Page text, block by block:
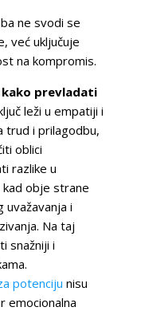
ne svodi se
već uključuje
na kompromis.
kako prevladati
leži u empatiji i
trud i prilagodbu,
oblici
razlike u
kad obje strane
i
Na taj
snažniji i
potenciju nisu
emocionalna